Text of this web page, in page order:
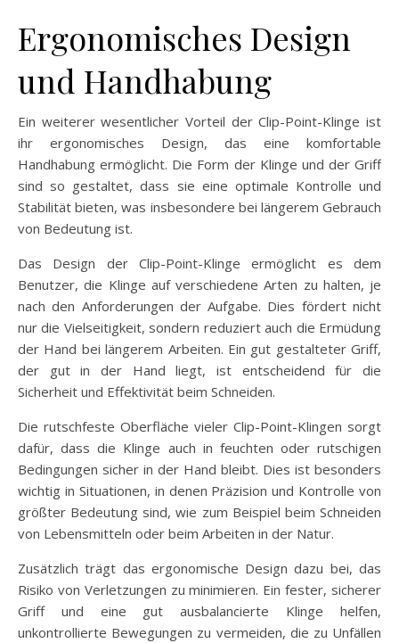
Ergonomisches Design
und Handhabung
Ein weiterer wesentlicher Vorteil der Clip-Point-Klinge ist
ihr ergonomisches Design, das eine komfortable
Handhabung ermöglicht. Die Form der Klinge und der Griff
sind so gestaltet, dass sie eine optimale Kontrolle und
Stabilität bieten, was insbesondere bei längerem Gebrauch
von Bedeutung ist.
Das Design der Clip-Point-Klinge ermöglicht es dem
Benutzer, die Klinge auf verschiedene Arten zu halten, je
nach den Anforderungen der Aufgabe. Dies fördert nicht
nur die Vielseitigkeit, sondern reduziert auch die Ermüdung
der Hand bei längerem Arbeiten. Ein gut gestalteter Griff,
der gut in der Hand liegt, ist entscheidend für die
Sicherheit und Effektivität beim Schneiden.
Die rutschfeste Oberfläche vieler Clip-Point-Klingen sorgt
dafür, dass die Klinge auch in feuchten oder rutschigen
Bedingungen sicher in der Hand bleibt. Dies ist besonders
wichtig in Situationen, in denen Präzision und Kontrolle von
größter Bedeutung sind, wie zum Beispiel beim Schneiden
von Lebensmitteln oder beim Arbeiten in der Natur.
Zusätzlich trägt das ergonomische Design dazu bei, das
Risiko von Verletzungen zu minimieren. Ein fester, sicherer
Griff und eine gut ausbalancierte Klinge helfen,
unkontrollierte Bewegungen zu vermeiden, die zu Unfällen